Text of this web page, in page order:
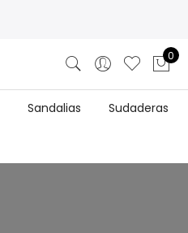
0
Sandalias Sudaderas